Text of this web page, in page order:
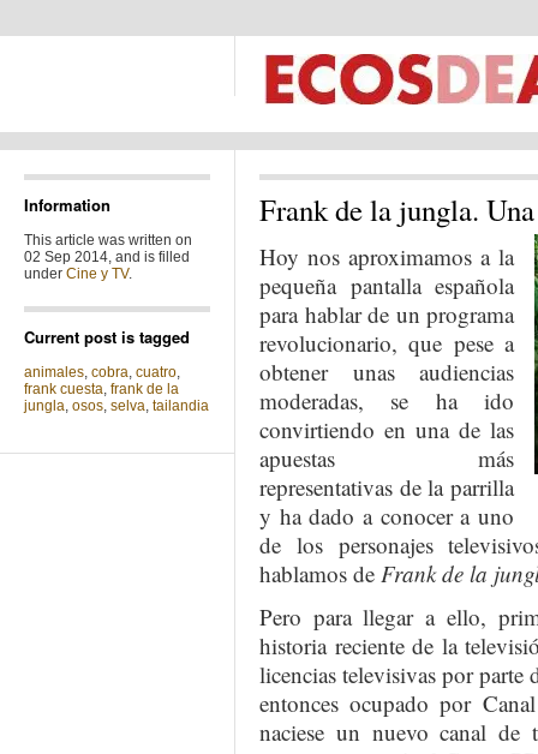
Information
This article was written on
02 Sep 2014, and is filled
under Cine y TV.
Current post is tagged
animales, cobra, cuatro,
frank cuesta, frank de la
jungla, osos, selva, tailandia
Frank de la jungla.
Hoy nos aproximamos a la
pequeña pantalla española
para hablar de un programa
revolucionario, que pese a
obtener unas audiencias
moderadas, se ha ido
convirtiendo en una de las
apuestas más
representativas de la parrilla
y ha dado a conocer a uno
de los personajes
hablamos de Frank de la
Pero para llegar a ello,
historia reciente de la
licencias televisivas por parte
entonces ocupado por
naciese un nuevo canal de